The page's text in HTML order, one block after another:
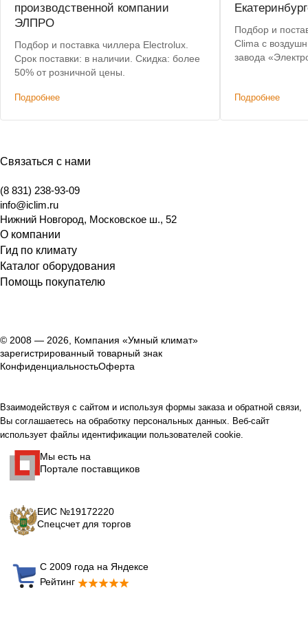
производственной компании
ЭЛПРО
Подбор и поставка чиллера Electrolux.
Срок поставки: в наличии. Скидка: более
50% от розничной цены.
Подробнее
Подбор и
Clima с
завода
Подробнее
Связаться с нами
(8 831) 238-93-09
info@iclim.ru
Нижний Новгород, Московское ш., 52
О компании
Гид по климату
Каталог оборудования
Помощь покупателю
© 2008 — 2026, Компания «Умный климат»
зарегистрированный товарный знак
КонфиденциальностьОферта
Взаимодействуя с сайтом и используя формы заказа и обратной связи,
Вы соглашаетесь на обработку персональных данных. Веб-сайт
использует файлы идентификации пользователей cookie.
Мы есть на
Портале поставщиков
ЕИС №19172220
Спецсчет для торгов
С 2009 года на Яндексе
Рейтинг